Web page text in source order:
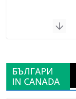
БЪЛГАРИ
IN CANADA